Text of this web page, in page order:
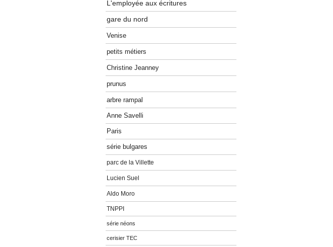
L'employée aux écritures
gare du nord
Venise
petits métiers
Christine Jeanney
prunus
arbre rampal
Anne Savelli
Paris
série bulgares
parc de la Villette
Lucien Suel
Aldo Moro
TNPPI
série néons
cerisier TEC